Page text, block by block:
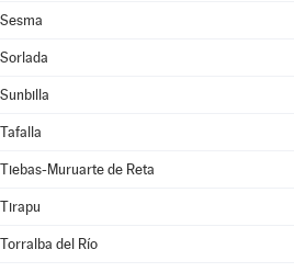
Sesma
Sorlada
Sunbilla
Tafalla
Tiebas-Muruarte de Reta
Tirapu
Torralba del Río